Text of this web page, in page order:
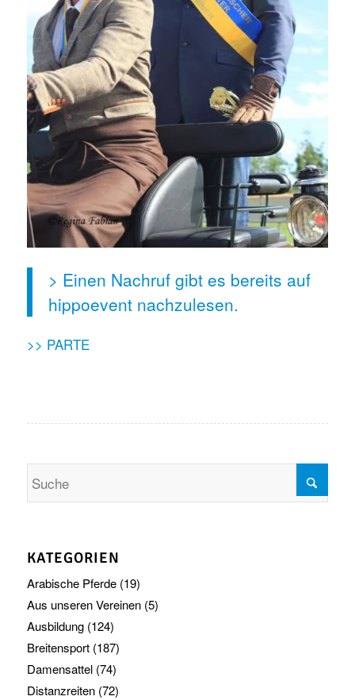
> Einen Nachruf gibt es bereits auf
hippoevent nachzulesen.
>> PARTE
KATEGORIEN
Arabische Pferde(19)
Aus unseren Vereinen(5)
Ausbildung(124)
Breitensport(187)
Damensattel(74)
Distanzreiten(72)